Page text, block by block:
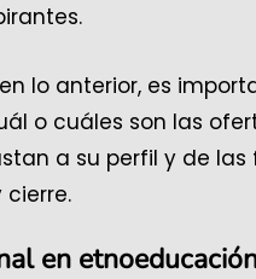
lo anterior, es
o cuáles son las
a su perfil y de las
en